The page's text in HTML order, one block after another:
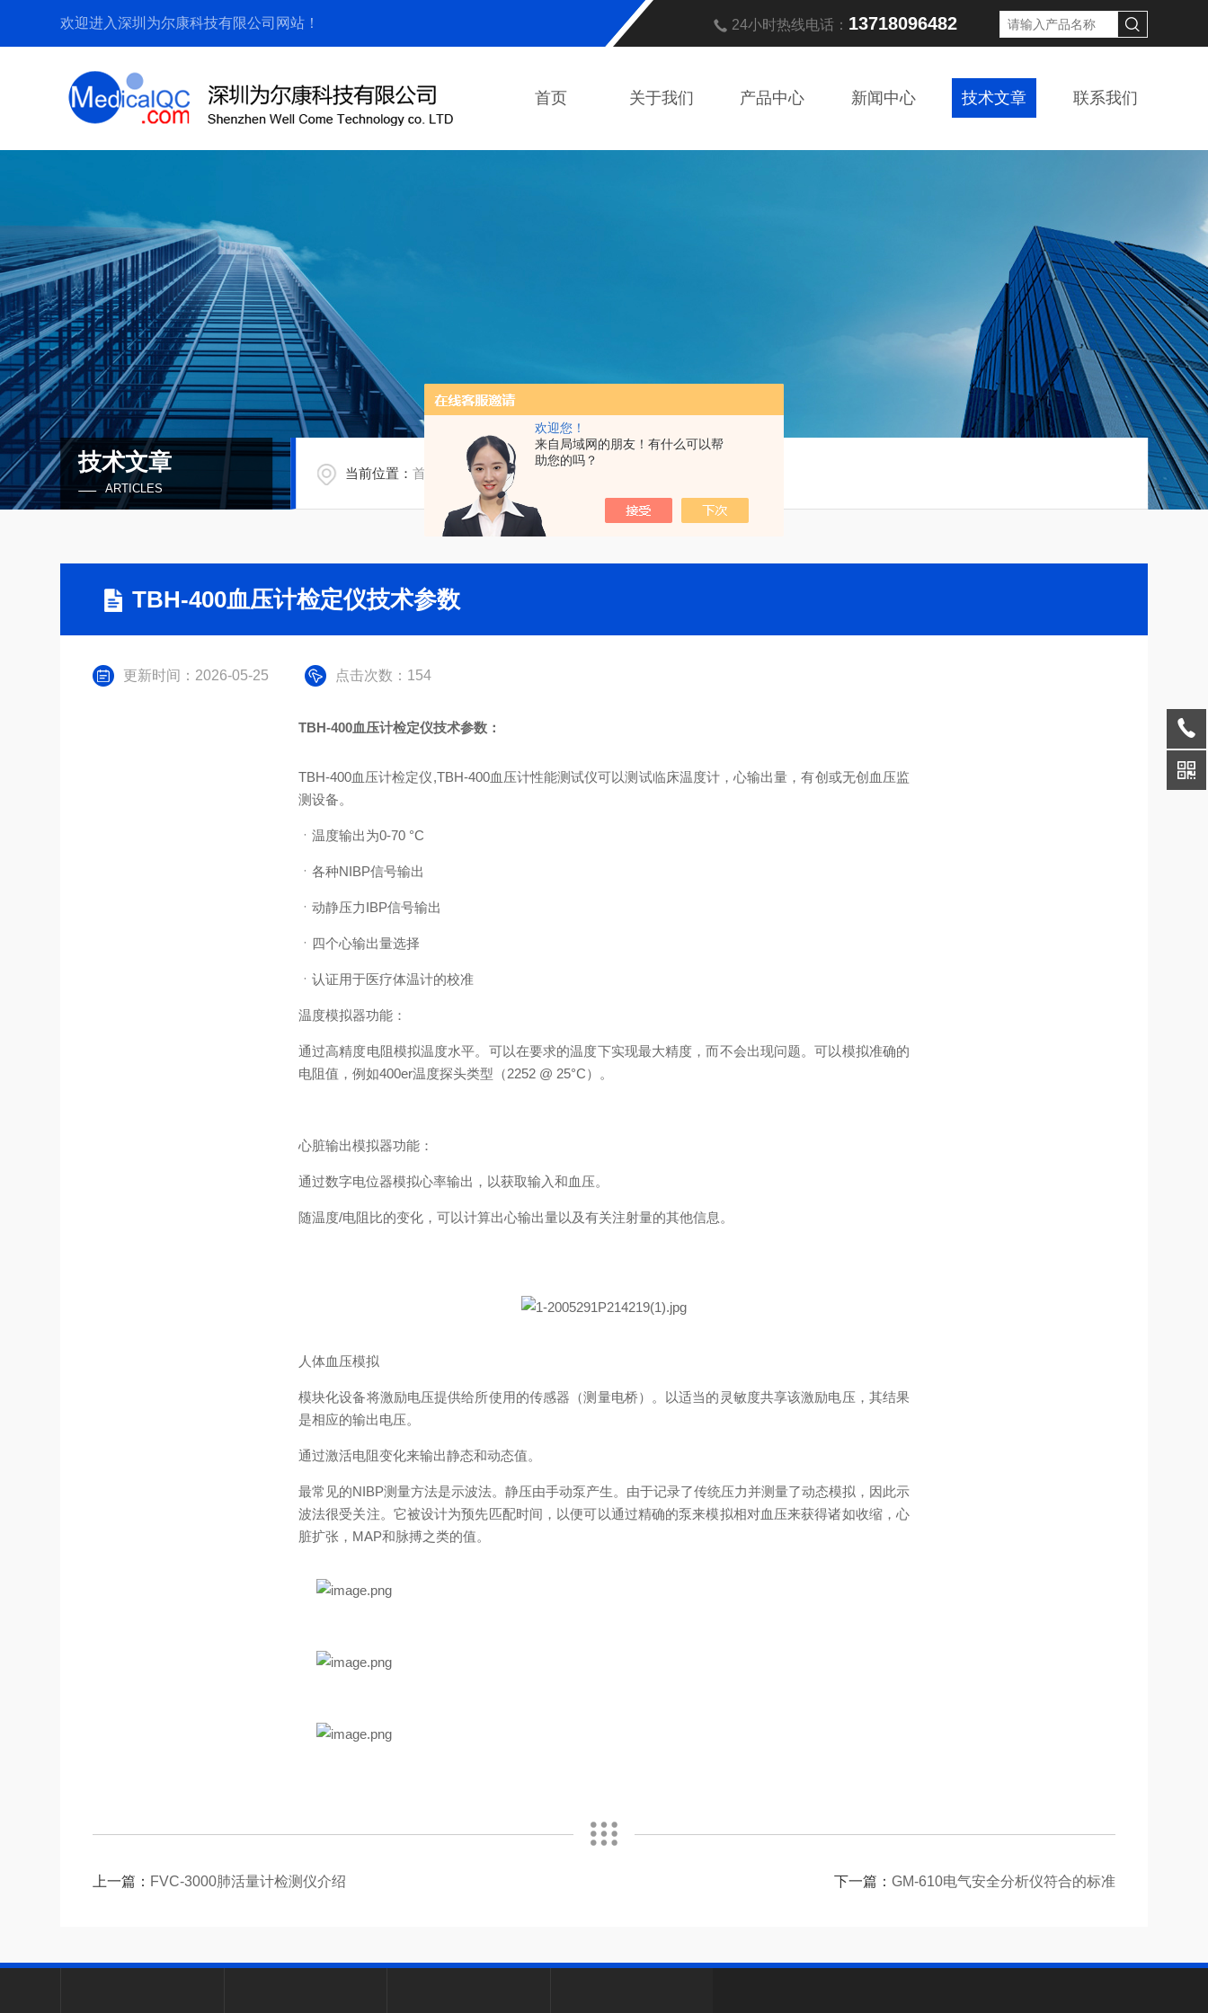
欢迎您！
来自局域网的朋友！有什么可以帮
助您的吗？
欢迎进入深圳为尔康科技有限公司网站！ 24小时热线电话： 13718096482
首页 关于我们 产品中心 新闻中心 技术文章 联系我们
技术文章
ARTICLES
当前位置：首页 技术文章/ TBH-400血压计检定仪技术参数
TBH-400血压计检定仪技术参数
更新时间：2026-05-25 点击次数：154
TBH-400血压计检定仪技术参数：
TBH-400血压计检定仪,TBH-400血压计性能测试仪可以测试临床温度计，心输出量，有创或无创血压监
测设备。
ㆍ温度输出为0-70 °C
ㆍ各种NIBP信号输出
ㆍ动静压力IBP信号输出
ㆍ四个心输出量选择
ㆍ认证用于医疗体温计的校准
温度模拟器功能：
通过高精度电阻模拟温度水平。可以在要求的温度下实现最大精度，而不会出现问题。可以模拟准确的
电阻值，例如400er温度探头类型（2252 @ 25°C）。
心脏输出模拟器功能：
通过数字电位器模拟心率输出，以获取输入和血压。
随温度/电阻比的变化，可以计算出心输出量以及有关注射量的其他信息。
人体血压模拟
模块化设备将激励电压提供给所使用的传感器（测量电桥）。以适当的灵敏度共享该激励电压，其结果
是相应的输出电压。
通过激活电阻变化来输出静态和动态值。
最常见的NIBP测量方法是示波法。静压由手动泵产生。由于记录了传统压力并测量了动态模拟，因此示
波法很受关注。它被设计为预先匹配时间，以便可以通过精确的泵来模拟相对血压来获得诸如收缩，心
脏扩张，MAP和脉搏之类的值。
上一篇： FVC-3000肺活量计检测仪介绍 下一篇： GM-610电气安全分析仪符合的标准